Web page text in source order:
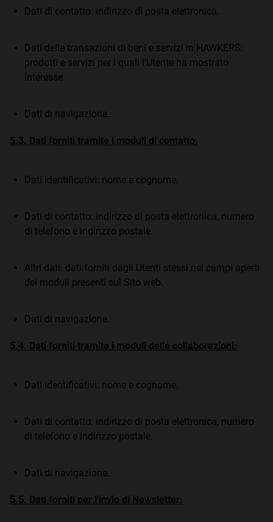
Dati di contatto: indirizzo di posta elettronica.
Dati delle transazioni di beni e servizi in HAWKERS:
prodotti e servizi per i quali l'Utente ha mostrato
interesse.
Dati di navigazione.
5.3. Dati forniti tramite i moduli di contatto:
Dati identificativi: nome e cognome.
Dati di contatto: indirizzo di posta elettronica, numero
di telefono e indirizzo postale.
Altri dati: dati forniti dagli Utenti stessi nei campi aperti
dei moduli presenti sul Sito web.
Dati di navigazione.
5.4. Dati forniti tramite i moduli delle collaborazioni:
Dati identificativi: nome e cognome.
Dati di contatto: indirizzo di posta elettronica, numero
di telefono e indirizzo postale.
Dati di navigazione.
5.5. Dati forniti per l'invio di Newsletter: